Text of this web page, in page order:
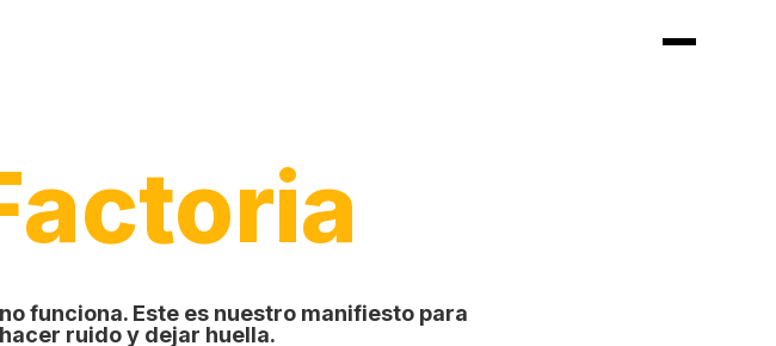
funciona. Este es nuestro manifiesto para
ruido y dejar huella.